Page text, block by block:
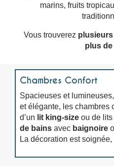
marins, fruits
Vous trouverez
plus de
Chambres Confort
Spacieuses et
et élégante, les chambres
d’un lit king-size ou de lits
de bains avec baignoire
La décoration est